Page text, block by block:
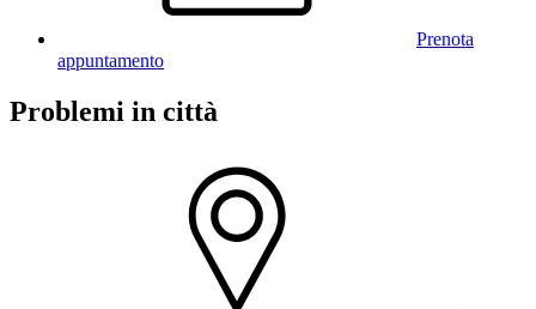
Prenota
appuntamento
Problemi in città